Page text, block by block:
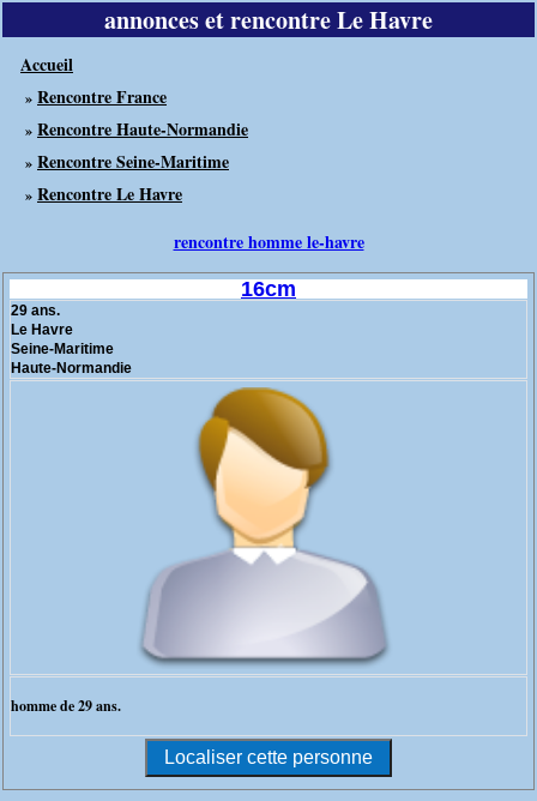
annonces et rencontre Le Havre
Accueil
» Rencontre France
» Rencontre Haute-Normandie
» Rencontre Seine-Maritime
» Rencontre Le Havre
rencontre homme le-havre
16cm
29 ans.
Le Havre
Seine-Maritime
Haute-Normandie
homme de 29 ans.